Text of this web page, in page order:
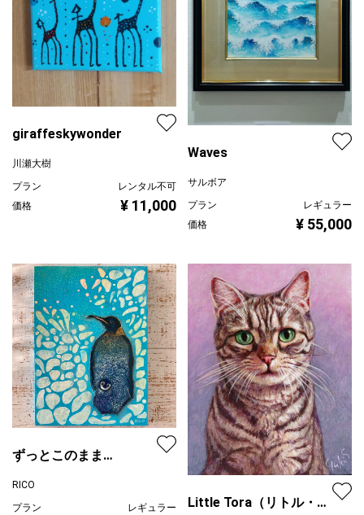
giraffeskywonder
川瀬大樹
プラン
レンタル不可
価格
¥ 11,000
Waves
サルボア
プラン
レギュラー
価格
¥ 55,000
ずっとこのまま…
RICO
プラン
レギュラー
Little Tora（リトル・ト